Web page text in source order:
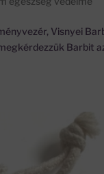
Visnyei
Barbit